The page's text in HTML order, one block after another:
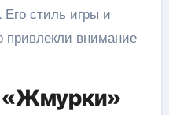
Его стиль игры и
внимание
«Жмурки»